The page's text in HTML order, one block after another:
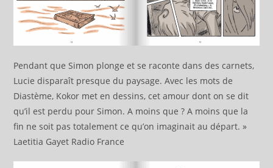
Pendant que Simon plonge et se raconte dans des carnets,
Lucie disparaît presque du paysage. Avec les mots de
Diastème, Kokor met en dessins, cet amour dont on se dit
qu’il est perdu pour Simon. A moins que ? A moins que la
fin ne soit pas totalement ce qu’on imaginait au départ. »
Laetitia Gayet Radio France